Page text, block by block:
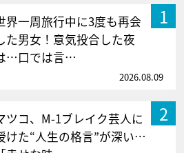
1
界一周旅行中に3度も再会
た男女！意気投合した夜
…口では言…
2026.08.09
2
ツコ、M-1ブレイク芸人に
けた“人生の格言”が深い…